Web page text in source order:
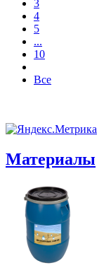
3
4
5
...
10
Все
Материалы